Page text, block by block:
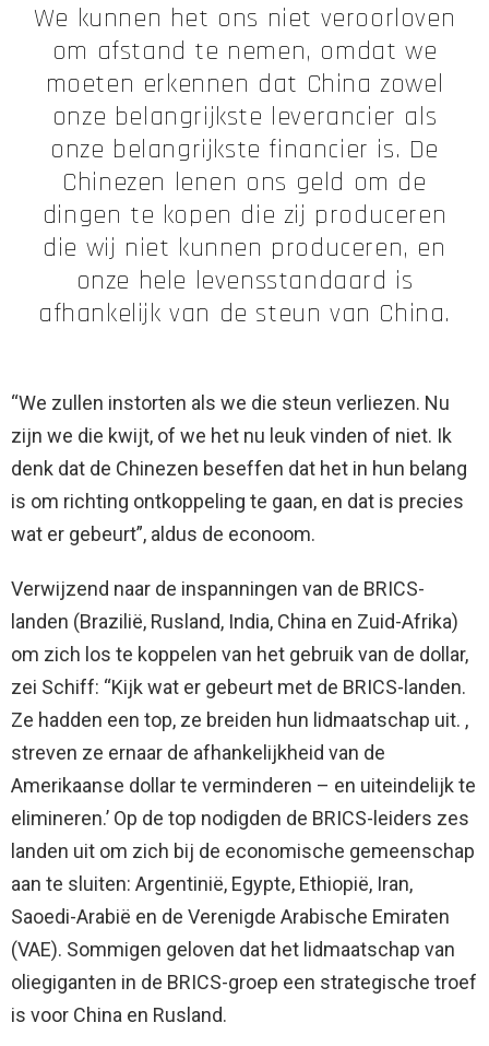
We kunnen het ons niet veroorloven
om afstand te nemen, omdat we
moeten erkennen dat China zowel
onze belangrijkste leverancier als
onze belangrijkste financier is. De
Chinezen lenen ons geld om de
dingen te kopen die zij produceren
die wij niet kunnen produceren, en
onze hele levensstandaard is
afhankelijk van de steun van China.
“We zullen instorten als we die steun verliezen. Nu
zijn we die kwijt, of we het nu leuk vinden of niet. Ik
denk dat de Chinezen beseffen dat het in hun belang
is om richting ontkoppeling te gaan, en dat is precies
wat er gebeurt”, aldus de econoom.
Verwijzend naar de inspanningen van de BRICS-
landen (Brazilië, Rusland, India, China en Zuid-Afrika)
om zich los te koppelen van het gebruik van de dollar,
zei Schiff: “Kijk wat er gebeurt met de BRICS-landen.
Ze hadden een top, ze breiden hun lidmaatschap uit. ,
streven ze ernaar de afhankelijkheid van de
Amerikaanse dollar te verminderen – en uiteindelijk te
elimineren.’ Op de top nodigden de BRICS-leiders zes
landen uit om zich bij de economische gemeenschap
aan te sluiten: Argentinië, Egypte, Ethiopië, Iran,
Saoedi-Arabië en de Verenigde Arabische Emiraten
(VAE). Sommigen geloven dat het lidmaatschap van
oliegiganten in de BRICS-groep een strategische troef
is voor China en Rusland.